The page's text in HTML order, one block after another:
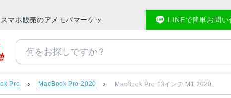
ホ販売のアメモバマーケット LINEで簡単お問い
Pro MacBook Pro 2020 MacBook Pro 13インチ M1 2020